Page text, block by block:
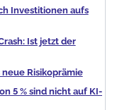
Investitionen aufs
Ist jetzt der
Risikoprämie
5 % sind nicht auf KI-